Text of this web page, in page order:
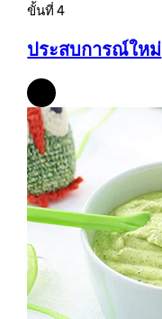
ขั้นที่ 4
ประสบการณ์ใหม่